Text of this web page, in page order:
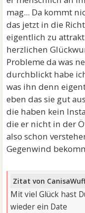
mag... Da kommt
das jetzt in die
eigentlich zu
herzlichen
Probleme da was
durchblickt habe
was ihn denn
eben das sie gut
die haben kein
die er nicht in der
also schon
Gegenwind
Zitat von
Mit viel Glück hast
wieder ein Date